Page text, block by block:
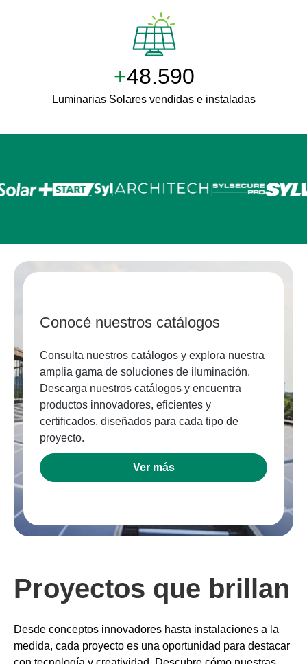
+50.000
Luminarias Solares vendidas e instaladas
Conocé nuestros catálogos
Consulta nuestros catálogos y explora nuestra
amplia gama de soluciones de iluminación.
Descarga nuestros catálogos y encuentra
productos innovadores, eficientes y
certificados, diseñados para cada tipo de
proyecto.
Ver más
Proyectos que brillan
Desde conceptos innovadores hasta instalaciones a la
medida, cada proyecto es una oportunidad para destacar